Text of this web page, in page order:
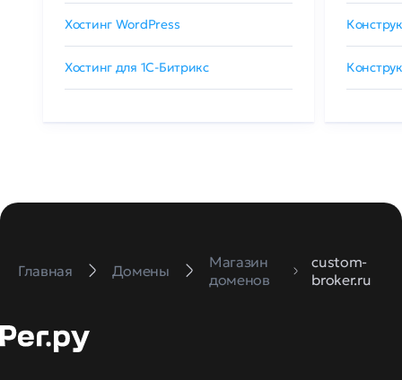
Хостинг WordPress
Хостинг для 1C-Битрикс
Главная Домены
Магазин
доменов
custom-
broker.ru